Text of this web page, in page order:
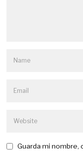
Guarda mi